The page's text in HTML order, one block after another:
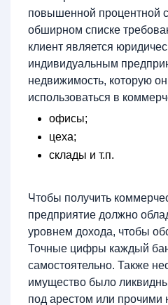
повышенной процентной
обширном списке
клиент является
индивидуальным
недвижимость, которую он
использоваться в
офисы;
цеха;
склады и т.п.
Чтобы получить
предприятие должно
уровнем дохода, чтобы
Точные цифры каждый
самостоятельно. Также
имущество было
под арестом или прочими